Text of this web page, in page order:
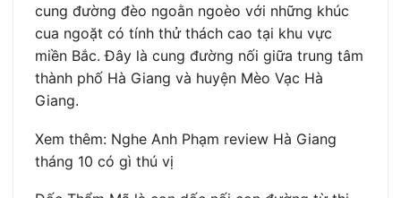
cung đường đèo ngoằn ngoèo với những khúc
cua ngoặt có tính thử thách cao tại khu vực
miền Bắc. Đây là cung đường nối giữa trung tâm
thành phố Hà Giang và huyện Mèo Vạc Hà
Giang.
Xem thêm: Nghe Anh Phạm review Hà Giang
tháng 10 có gì thú vị